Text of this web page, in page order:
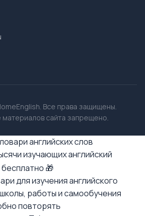
Все права защищены.
материалов сайта запрещено.
английских слов
изучающих английский
🎁
для изучения английского
работы и самообучения
повторять